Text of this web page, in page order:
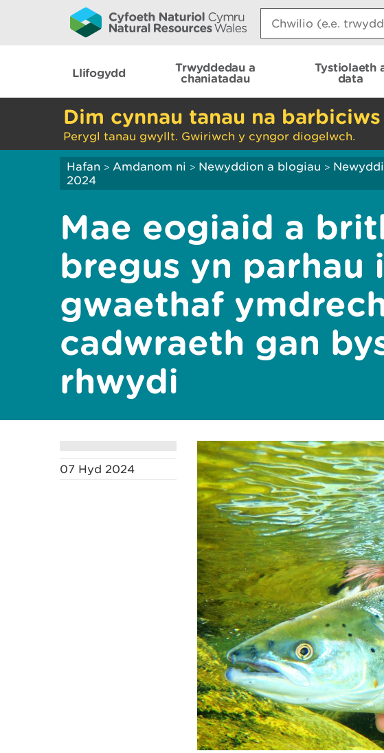
Search:
Llifogydd
Trwyddedau a
chaniatadau
Tystiolaeth
data
Dim cynnau tanau na
Perygl tanau gwyllt. Gwiriwch y cyngor diogelwch.
Hafan > Amdanom ni > Newyddion a blogiau >
2024
Mae eogiaid a
bregus yn parhau
gwaethaf
cadwraeth gan
rhwydi
07 Hyd 2024